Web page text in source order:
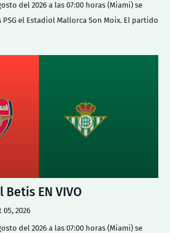
del 2026 a las 07:00 horas (Miami) se
el Estadiol Mallorca Son Moix. El partido
Betis EN VIVO
05, 2026
del 2026 a las 07:00 horas (Miami) se